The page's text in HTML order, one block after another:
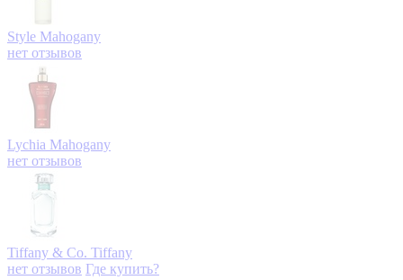
Style Mahogany
нет отзывов
Lychia Mahogany
нет отзывов
Tiffany & Co. Tiffany
нет отзывов Где купить?